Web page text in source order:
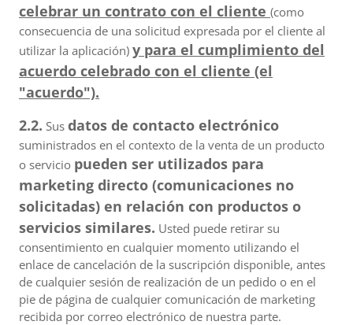
celebrar un contrato con el cliente (como
consecuencia de una solicitud expresada por el cliente al
utilizar la aplicación) y para el cumplimiento del
acuerdo celebrado con el cliente (el
"acuerdo").
2.2. Sus datos de contacto electrónico
suministrados en el contexto de la venta de un producto
o servicio pueden ser utilizados para
marketing directo (comunicaciones no
solicitadas) en relación con productos o
servicios similares. Usted puede retirar su
consentimiento en cualquier momento utilizando el
enlace de cancelación de la suscripción disponible, antes
de cualquier sesión de realización de un pedido o en el
pie de página de cualquier comunicación de marketing
recibida por correo electrónico de nuestra parte.